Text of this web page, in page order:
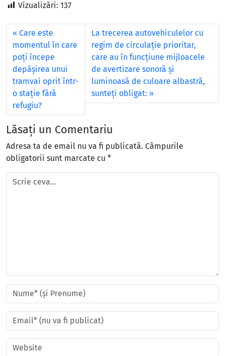
Vizualizări: 137
Care este
momentul în care
poţi începe
depăşirea unui
tramvai oprit într-
o staţie fără
refugiu?
La trecerea autovehiculelor cu
regim de circulaţie prioritar,
care au în funcţiune mijloacele
de avertizare sonoră şi
luminoasă de culoare albastră,
sunteţi obligat:
Lăsați un Comentariu
Adresa ta de email nu va fi publicată. Câmpurile
obligatorii sunt marcate cu *